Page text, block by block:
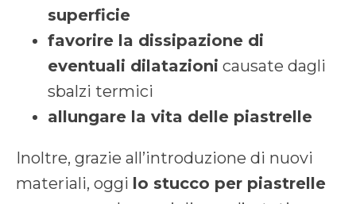
superficie
favorire la dissipazione di
eventuali dilatazioni causate dagli
sbalzi termici
allungare la vita delle piastrelle
Inoltre, grazie all’introduzione di nuovi
materiali, oggi lo stucco per piastrelle